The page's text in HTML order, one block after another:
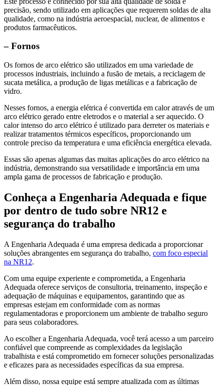
precisão, sendo utilizado em aplicações que requerem soldas de alta
qualidade, como na indústria aeroespacial, nuclear, de alimentos e
produtos farmacêuticos.
– Fornos
Os fornos de arco elétrico são utilizados em uma variedade de
processos industriais, incluindo a fusão de metais, a reciclagem de
sucata metálica, a produção de ligas metálicas e a fabricação de
vidro.
Nesses fornos, a energia elétrica é convertida em calor através de um
arco elétrico gerado entre eletrodos e o material a ser aquecido. O
calor intenso do arco elétrico é utilizado para derreter os materiais e
realizar tratamentos térmicos específicos, proporcionando um
controle preciso da temperatura e uma eficiência energética elevada.
Essas são apenas algumas das muitas aplicações do arco elétrico na
indústria, demonstrando sua versatilidade e importância em uma
ampla gama de processos de fabricação e produção.
Conheça a Engenharia Adequada e fique
por dentro de tudo sobre NR12 e
segurança do trabalho
A Engenharia Adequada é uma empresa dedicada a proporcionar
soluções abrangentes em segurança do trabalho, com foco especial
na NR12.
Com uma equipe experiente e comprometida, a Engenharia
Adequada oferece serviços de consultoria, treinamento, inspeção e
adequação de máquinas e equipamentos, garantindo que as
empresas estejam em conformidade com as normas
regulamentadoras e proporcionem um ambiente de trabalho seguro
para seus colaboradores.
Ao escolher a Engenharia Adequada, você terá acesso a um parceiro
confiável que compreende as complexidades da legislação
trabalhista e está comprometido em fornecer soluções personalizadas
e eficazes para as necessidades específicas da sua empresa.
Além disso, nossa equipe está sempre atualizada com as últimas